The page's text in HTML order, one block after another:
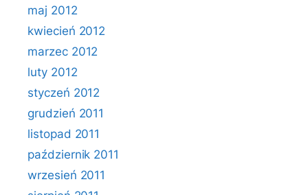
maj 2012
kwiecień 2012
marzec 2012
luty 2012
styczeń 2012
grudzień 2011
listopad 2011
październik 2011
wrzesień 2011